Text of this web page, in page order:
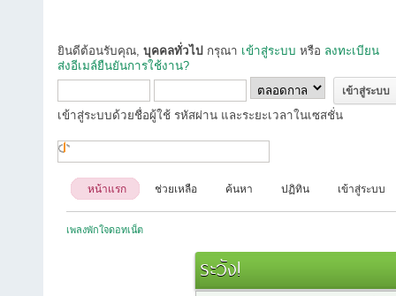
ยินดีต้อนรับคุณ, บุคคลทั่วไป กรุณา เข้าสู่ระบบ หรือ ลงทะเบียน
ส่งอีเมล์ยืนยันการใช้งาน?
เข้าสู่ระบบด้วยชื่อผู้ใช้ รหัสผ่าน และระยะเวลาในเซสชั่น
หน้าแรก ช่วยเหลือ ค้นหา ปฏิทิน เข้าสู่ระบบ
เพลงพักใจดอทเน็ต
ระวัง!